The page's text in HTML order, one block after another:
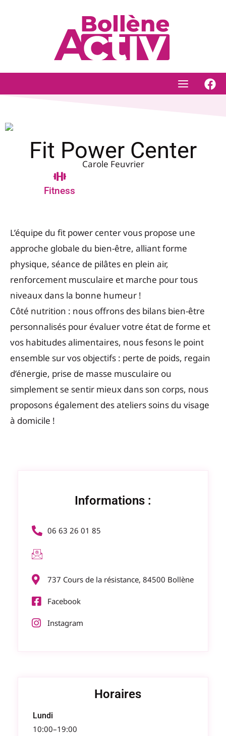
Fit Power Center
Carole Feuvrier
Fitness
L’équipe du fit power center vous propose une
approche globale du bien-être, alliant forme
physique, séance de pilâtes en plein air,
renforcement musculaire et marche pour tous
niveaux dans la bonne humeur !
Côté nutrition : nous offrons des bilans bien-être
personnalisés pour évaluer votre état de forme et
vos habitudes alimentaires, nous fesons le point
ensemble sur vos objectifs : perte de poids, regain
d’énergie, prise de masse musculaire ou
simplement se sentir mieux dans son corps, nous
proposons également des ateliers soins du visage
à domicile !
Informations :
06 63 26 01 85
737 Cours de la résistance, 84500 Bollène
Facebook
Instagram
Horaires
Lundi
10:00–19:00